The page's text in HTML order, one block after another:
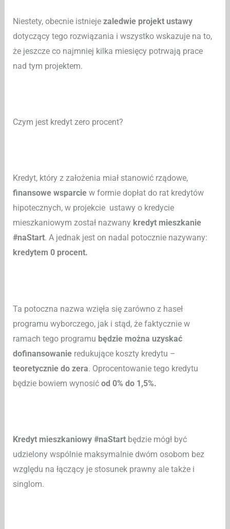
Niestety, obecnie istnieje zaledwie projekt ustawy
dotyczący tego rozwiązania i wszystko wskazuje na to,
że jeszcze co najmniej kilka miesięcy potrwają prace
nad tym projektem.
Czym jest kredyt zero procent?
Kredyt, który z założenia miał stanowić rządowe,
finansowe wsparciew formie dopłat do rat kredytów
hipotecznych, w projekcie ustawy o kredycie
mieszkaniowym został nazwany kredyt mieszkanie
#naStart. A jednak jest on nadal potocznie nazywany:
kredytem 0 procent.
Ta potoczna nazwa wzięła się zarówno z haseł
programu wyborczego, jak i stąd, że faktycznie w
ramach tego programu będzie można uzyskać
dofinansowanieredukujące koszty kredytu –
teoretycznie do zera. Oprocentowanie tego kredytu
będzie bowiem wynosić od 0% do 1,5%.
Kredyt mieszkaniowy #naStart będzie mógł być
udzielony wspólnie maksymalnie dwóm osobom bez
względu na łączący je stosunek prawny ale także i
singlom.